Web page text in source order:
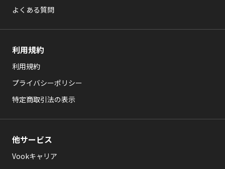
よくある質問
利用規約
利用規約
プライバシーポリシー
特定商取引法の表示
他サービス
Vookキャリア